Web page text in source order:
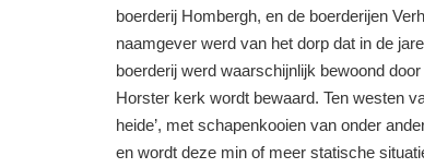
boerderij Hombergh, en de boerderijen
naamgever werd van het dorp dat in de
boerderij werd waarschijnlijk bewoond
Horster kerk wordt bewaard. Ten westen
heide’, met schapenkooien van onder
en wordt deze min of meer statische